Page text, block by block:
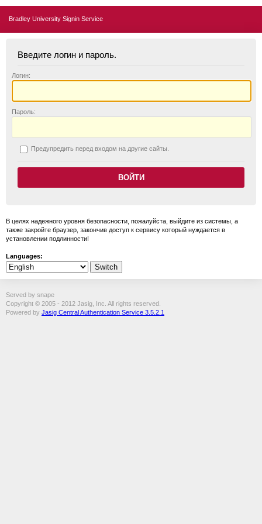
Bradley University Signin Service
Введите логин и пароль.
Логин:
Пароль:
Предупредить перед входом на другие сайты.
В целях надежного уровня безопасности, пожалуйста, выйдите из системы, а
также закройте браузер, закончив доступ к сервису который нуждается в
установлении подлинности!
Languages:
Served by snape
Copyright © 2005 - 2012 Jasig, Inc. All rights reserved.
Powered by Jasig Central Authentication Service 3.5.2.1